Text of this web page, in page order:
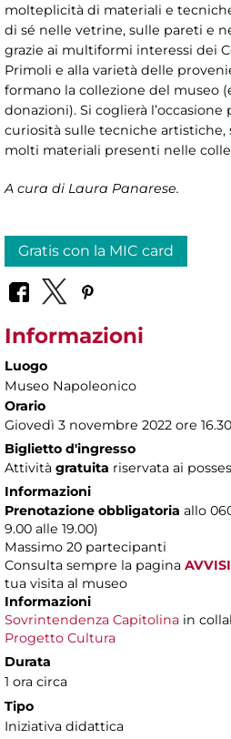
molteplicità di materiali e
di sé nelle vetrine, sulle pareti e
grazie ai multiformi interessi dei
Primoli e alla varietà delle
formano la collezione del museo
donazioni). Si coglierà
curiosità sulle tecniche artistiche,
molti materiali presenti nelle
A cura di Laura Panarese.
Gratis con la MIC card
Informazioni
Luogo
Museo Napoleonico
Orario
Giovedì 3 novembre 2022 ore 16.30
Biglietto d'ingresso
Attività gratuita riservata ai
Informazioni
Prenotazione obbligatoria allo
9.00 alle 19.00)
Massimo 20 partecipanti
Consulta sempre la pagina AVVISI
tua visita al museo
Informazioni
Sovrintendenza Capitolina in
Progetto Cultura
Durata
1 ora circa
Tipo
Iniziativa didattica